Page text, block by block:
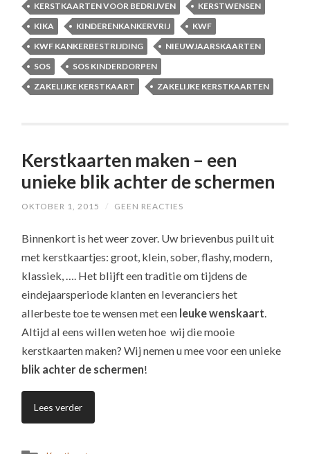
KERSTKAARTEN VOOR BEDRIJVEN
KERSTWENSEN
KIKA
KINDERENKANKERVRIJ
KWF
KWF KANKERBESTRIJDING
NIEUWJAARSKAARTEN
SOS
SOS KINDERDORPEN
ZAKELIJKE KERSTKAART
ZAKELIJKE KERSTKAARTEN
Kerstkaarten maken – een
unieke blik achter de schermen
OKTOBER 1, 2015 / GEEN REACTIES
Binnenkort is het weer zover. Uw brievenbus puilt uit
met kerstkaartjes: groot, klein, sober, flashy, modern,
klassiek, …. Het blijft een traditie om tijdens de
eindejaarsperiode klanten en leveranciers het
allerbeste toe te wensen met een leuke wenskaart.
Altijd al eens willen weten hoe wij die mooie
kerstkaarten maken? Wij nemen u mee voor een unieke
blik achter de schermen!
Lees verder